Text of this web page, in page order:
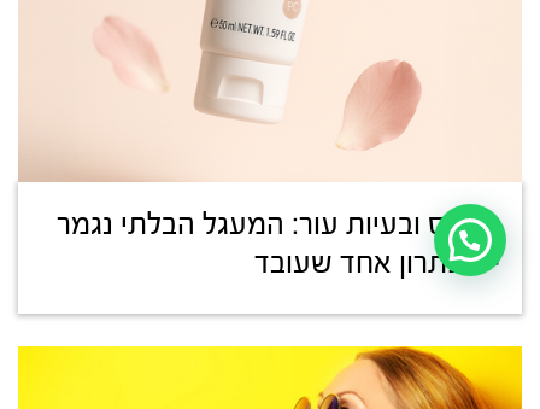
סטרס ובעיות עור: המעגל הבלתי נגמר
– ופתרון אחד שעובד